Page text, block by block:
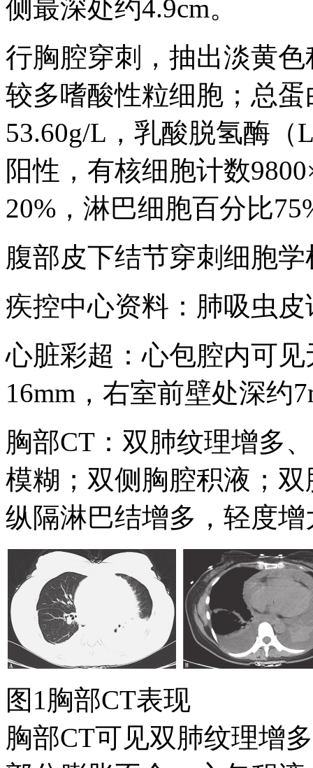
侧最深处约4.9cm。
行胸腔穿刺，抽出淡黄
较多嗜酸性粒细胞；总蛋
53.60g/L，乳酸脱氢酶
阳性，有核细胞计数
20%，淋巴细胞百分比
腹部皮下结节穿刺细胞
疾控中心资料：肺吸虫
心脏彩超：心包腔内可
16mm，右室前壁处深约
胸部CT：双肺纹理增多
模糊；双侧胸腔积液；
纵隔淋巴结增多，轻度
图1胸部CT表现
胸部CT可见双肺纹理增